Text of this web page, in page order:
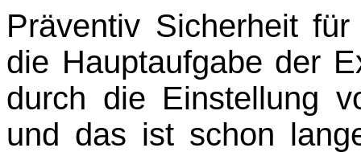
Präventiv Sicherheit
die Hauptaufgabe der
durch die Einstellung
und das ist schon